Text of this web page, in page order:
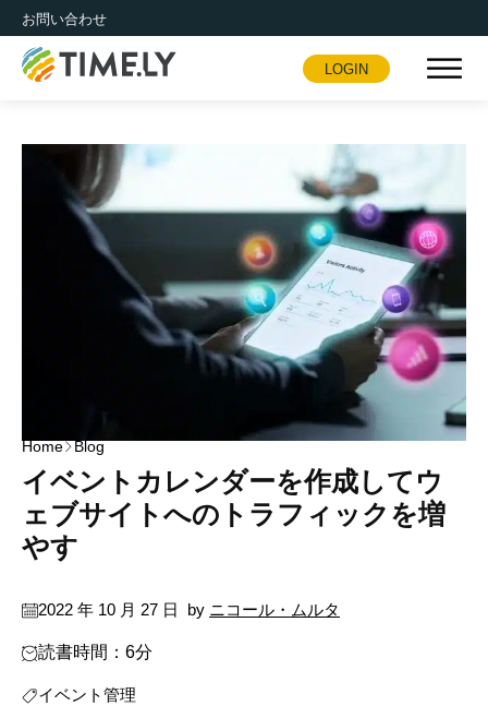
お問い合わせ
Timely
LOGIN
Home Blog
イベントカレンダーを作成してウ
ェブサイトへのトラフィックを増
やす
2022 年 10 月 27 日 by ニコール・ムルタ
読書時間：6分
イベント管理